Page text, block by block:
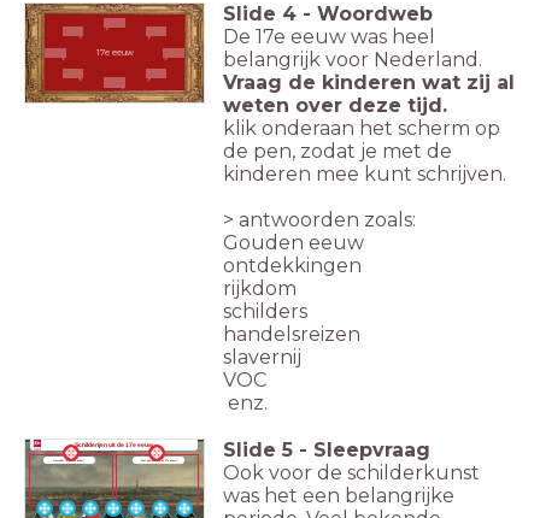
17e eeuw
Slide 4 - Woordweb
De 17e eeuw was heel
belangrijk voor Nederland.
Vraag de kinderen wat zij al
weten over deze tijd.
klik onderaan het scherm op
de pen, zodat je met de
kinderen mee kunt schrijven.
> antwoorden zoals:
Gouden eeuw
ontdekkingen
rijkdom
schilders
handelsreizen
slavernij
VOC
enz.
Gemaakt in de17e eeuw? Niet gemaakt in de 17e eeuw?
Schilderijen uit de 17e eeuw Slide 5 - Sleepvraag
Ook voor de schilderkunst
was het een belangrijke